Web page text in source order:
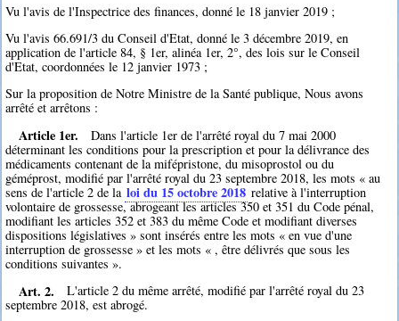
Vu l'avis de l'Inspectrice des finances, donné le 18 janvier 2019 ;
Vu l'avis 66.691/3 du Conseil d'Etat, donné le 3 décembre 2019, en
application de l'article 84, § 1er, alinéa 1er, 2°, des lois sur le Conseil
d'Etat, coordonnées le 12 janvier 1973 ;
Sur la proposition de Notre Ministre de la Santé publique, Nous avons
arrêté et arrêtons :
Article 1er.
Dans l'article 1er de l'arrêté royal du 7 mai 2000
déterminant les conditions pour la prescription et pour la délivrance des
médicaments contenant de la mifépristone, du misoprostol ou du
géméprost, modifié par l'arrêté royal du 23 septembre 2018, les mots « au
sens de l'article 2 de la loi du 15 octobre 2018 relative à l'interruption
volontaire de grossesse, abrogeant les articles 350 et 351 du Code pénal,
modifiant les articles 352 et 383 du même Code et modifiant diverses
dispositions législatives » sont insérés entre les mots « en vue d'une
interruption de grossesse » et les mots « , être délivrés que sous les
conditions suivantes ».
Art. 2.
L'article 2 du même arrêté, modifié par l'arrêté royal du 23
septembre 2018, est abrogé.